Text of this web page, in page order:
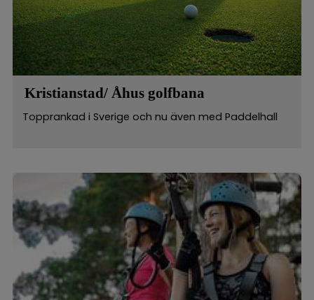
Kristianstad/ Åhus golfbana
Topprankad i Sverige och nu även med Paddelhall